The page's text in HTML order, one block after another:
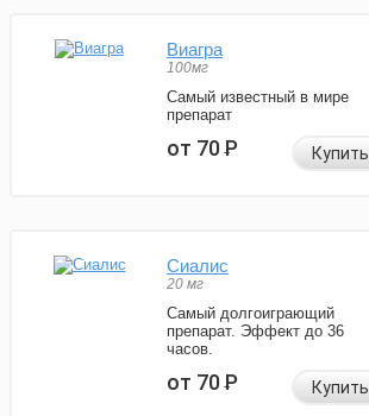
Виагра
100мг
Самый известный в мире
препарат
от 70Р Купить
Сиалис
20 мг
Самый долгоиграющий
препарат. Эффект до 36
часов.
от 70Р Купить